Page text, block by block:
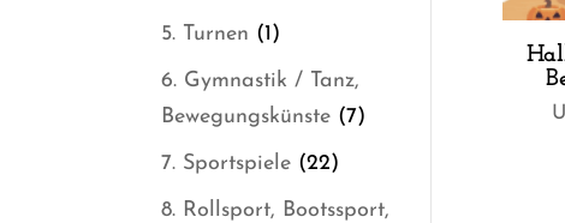
5. Turnen 11
Produkt
6. Gymnastik / Tanz,
Bewegungskünste
77
7. Sportspiele 2222
Produkte
8. Rollsport, Bootssport,